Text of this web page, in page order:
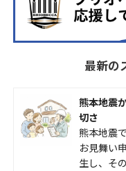
最新の
熊本地震
切さ
熊本地震
お見舞い
生し、そ